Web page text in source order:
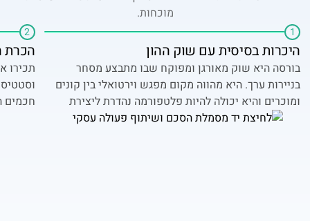
מוכחות.
1
היכרות בסיסית עם שוק ההון
בורסה היא שוק מאורגן ומפוקח שבו מתבצע מסחר
בניירות ערך. היא מהווה מקום מפגש וירטואלי בין קונים
ומוכרים והיא יכולה להיות פלטפורמה נהדרת ליצירת
רווחים והכנסה פסיבית אם פועלים בה כמו שצריך.
2
הכרת
חכמים